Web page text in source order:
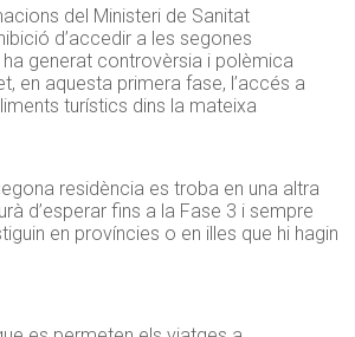
del Ministeri de Sanitat
d’accedir a les segones
generat controvèrsia i polèmica
en aquesta primera fase, l’accés a
turístics dins la mateixa
residència es troba en una altra
d’esperar fins a la Fase 3 i sempre
en províncies o en illes que hi hagin